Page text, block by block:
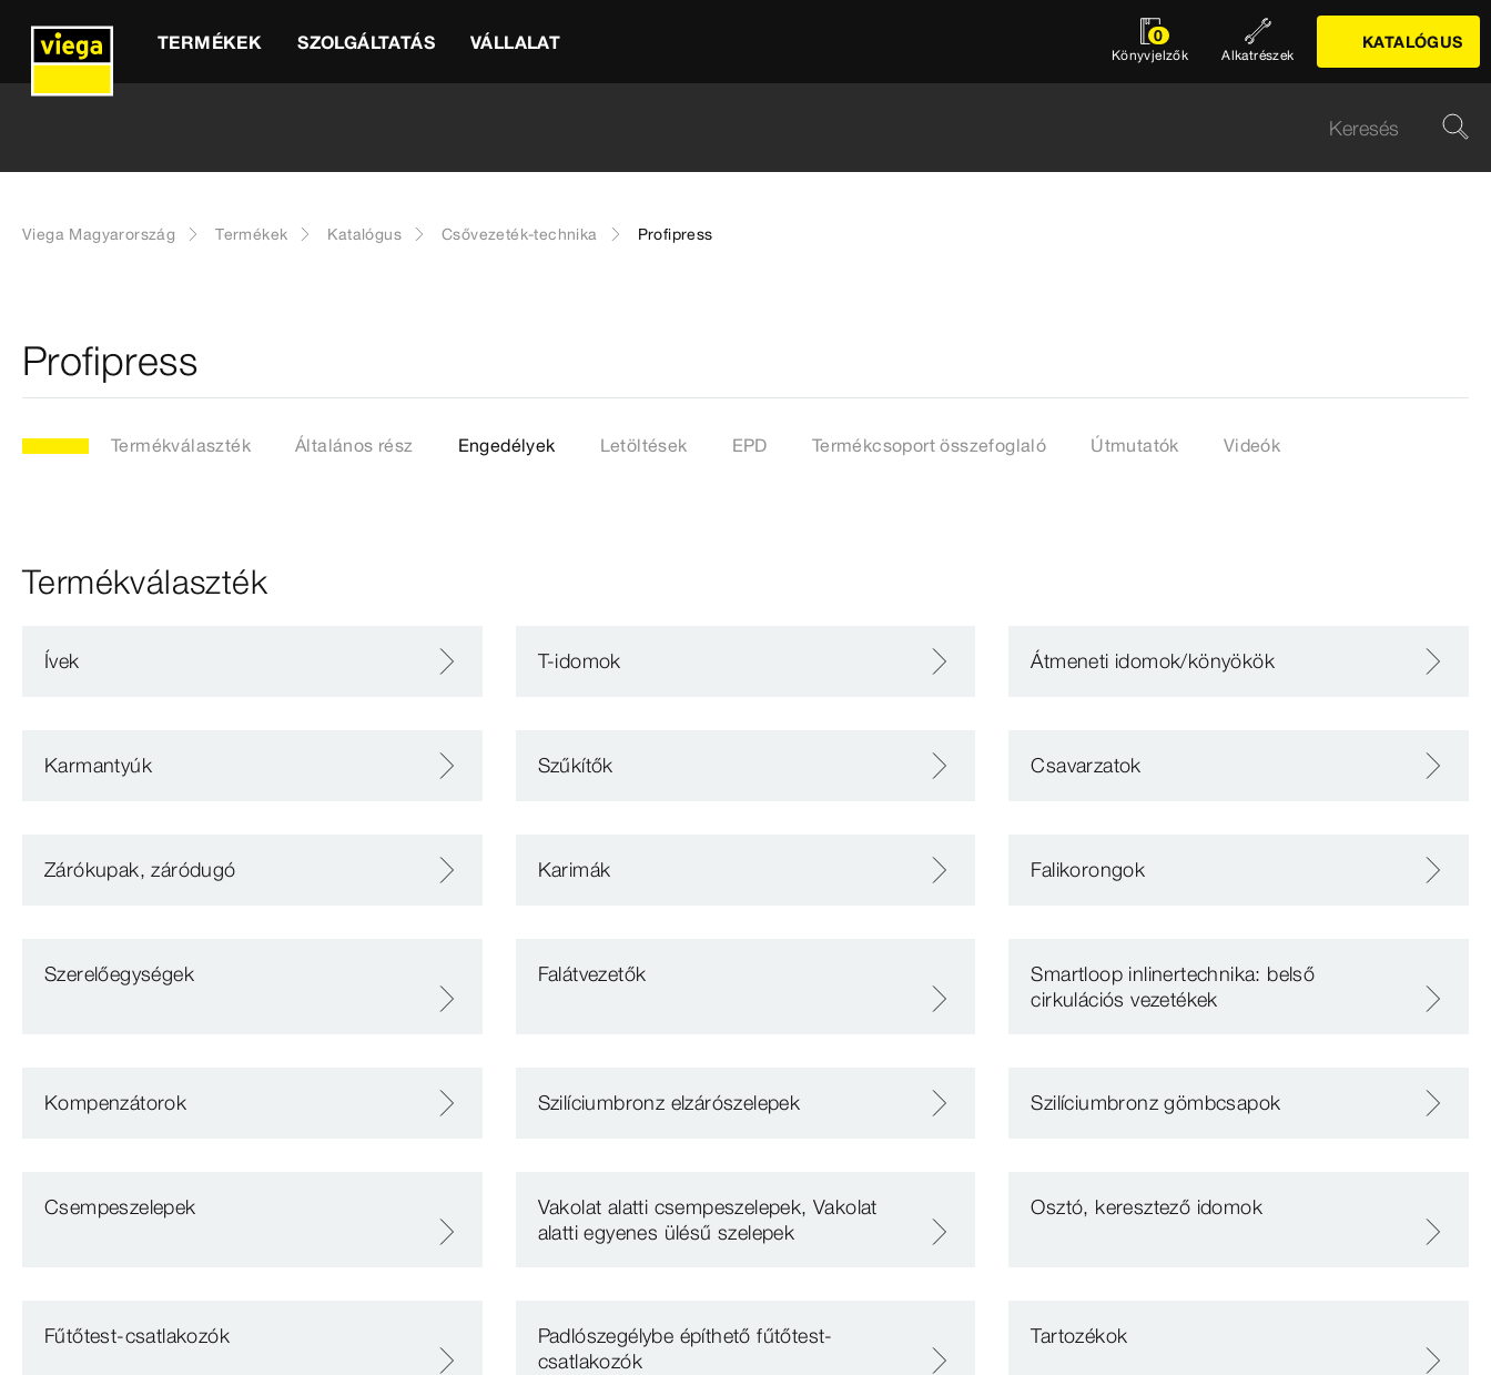
TERMÉKEK SZOLGÁLTATÁS VÁLLALAT 0
Könyvjelzők Alkatrészek
KATALÓGUS
Viega Magyarország Termékek Katalógus Csővezeték-technika Profipress
Profipress
Termékválaszték Általános rész Engedélyek Letöltések EPD Termékcsoport összefoglaló Útmutatók Videók
Termékválaszték
Ívek T-idomok Átmeneti idomok/könyökök
Karmantyúk Szűkítők Csavarzatok
Zárókupak, záródugó Karimák Falikorongok
Szerelőegységek Falátvezetők
Smartloop inlinertechnika: belső
cirkulációs vezetékek
Kompenzátorok Szilíciumbronz elzárószelepek Szilíciumbronz gömbcsapok
Csempeszelepek
Vakolat alatti csempeszelepek, Vakolat
alatti egyenes ülésű szelepek
Osztó, keresztező idomok
Fűtőtest-csatlakozók
Padlószegélybe építhető fűtőtest-
csatlakozók
Tartozékok